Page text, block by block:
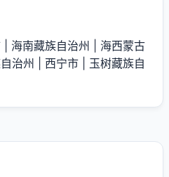
海南藏族自治州
海西蒙古
治州 西宁市
玉树藏族自